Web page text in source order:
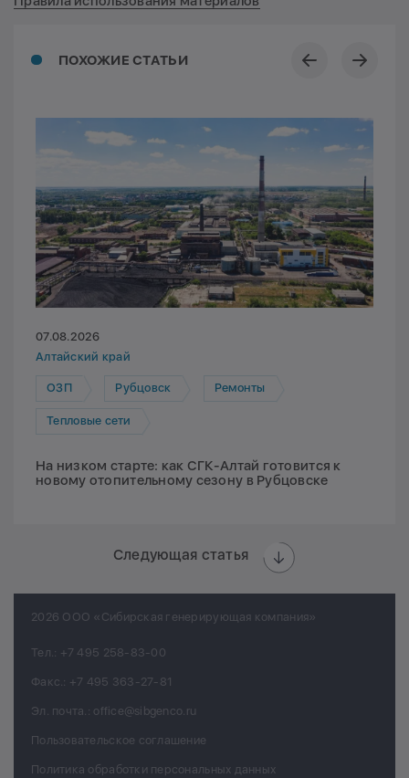
ПОХОЖИЕ СТАТЬИ
07.08.2026
Алтайский край
ОЗП Рубцовск Ремонты
Тепловые сети
На низком старте: как СГК-Алтай готовится к
новому отопительному сезону в Рубцовске
Следующая статья
2026 ООО «Сибирская генерирующая компания»
Тел.: +7 495 258-83-00
Факс.: +7 495 363-27-81
Эл. почта.: office@sibgenco.ru
Пользовательское соглашение
Политика обработки персональных данных